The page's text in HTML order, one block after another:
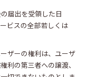
届出を受領した日
ビスの全部若しくは
ザーの権利は、ユーザ
利の第三者への譲渡、